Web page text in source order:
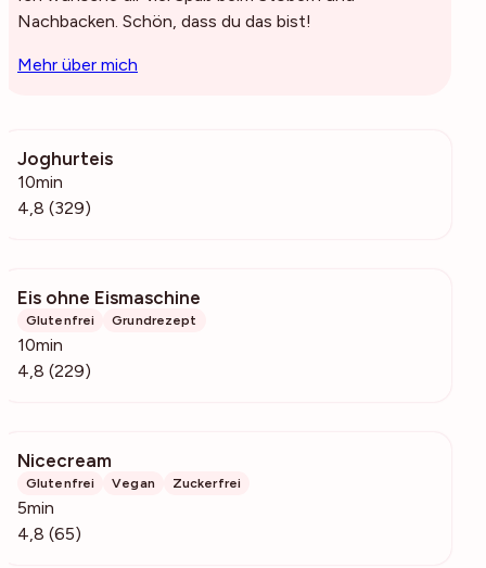
Nachbacken. Schön, dass du das bist!
Mehr über mich
Joghurteis
10min
4,8 (329)
Eis ohne Eismaschine
Glutenfrei Grundrezept
10min
4,8 (229)
Nicecream
Glutenfrei Vegan Zuckerfrei
5min
4,8 (65)